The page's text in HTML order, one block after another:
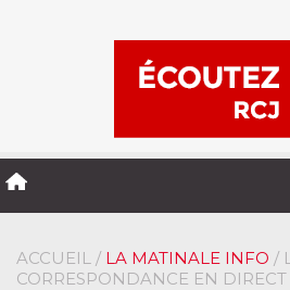
ACCUEIL / LA MATINALE INFO /
CORRESPONDANCE EN